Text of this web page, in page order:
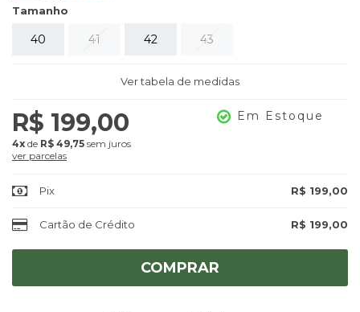
Tamanho
40 41 42 43
Ver tabela de medidas
R$ 199,00
4x de R$ 49,75 sem juros
ver parcelas
Em Estoque
Pix R$ 199,00
Cartão de Crédito R$ 199,00
COMPRAR